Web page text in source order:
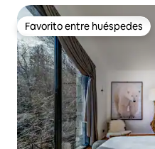
Favorito entre huéspedes
Favorito entre huéspedes